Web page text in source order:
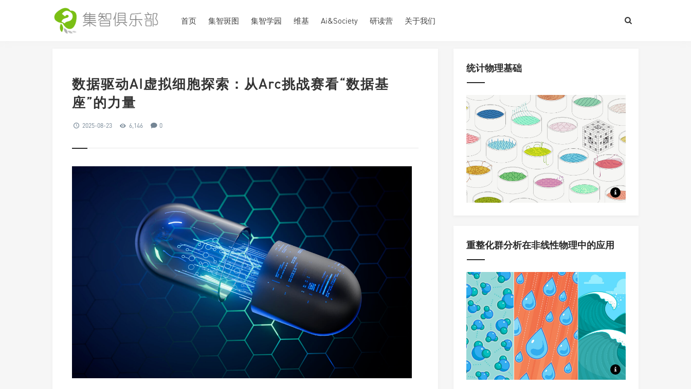
首页 集智斑图 集智学园 维基 Ai&Society 研读营 关于我们
数据驱动AI虚拟细胞探索：从Arc挑战赛看“数据基
座”的力量
2025-08-23 6,146 0
统计物理基础
8节课程，问题驱动+大量应用
重整化群分析在非线性物理中的应用
本系列课程，将系统讲述重整